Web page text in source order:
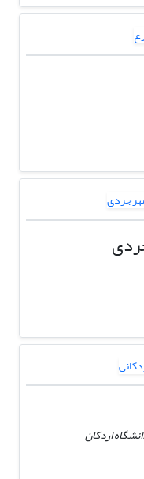
اردکان